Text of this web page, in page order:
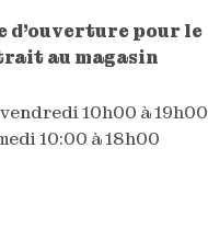
d'ouverture pour le
au magasin
10h00 à 19h00
10:00 à 18h00